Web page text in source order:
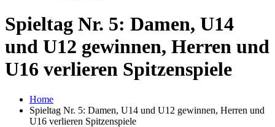
Spieltag Nr. 5: Damen, U14
und U12 gewinnen, Herren und
U16 verlieren Spitzenspiele
Home
Spieltag Nr. 5: Damen, U14 und U12 gewinnen, Herren und
U16 verlieren Spitzenspiele